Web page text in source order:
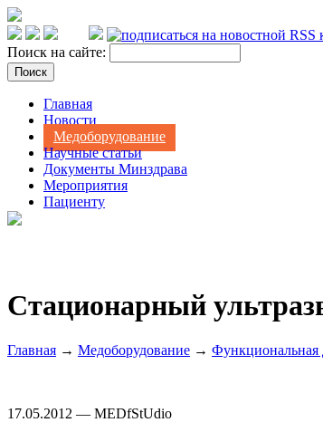
Поиск на сайте:
Главная
Новости
Медоборудование
Научные статьи
Документы Минздрава
Мероприятия
Пациенту
Стационарный
Главная → Медоборудование → Функциональная
17.05.2012 — MEDfStUdio